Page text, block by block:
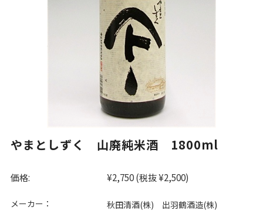
やまとしずく 山廃純米酒 1800ml
価格: ¥2,750(税抜 ¥2,500)
メーカー：
秋田清酒(株) 出羽鶴酒造(株)